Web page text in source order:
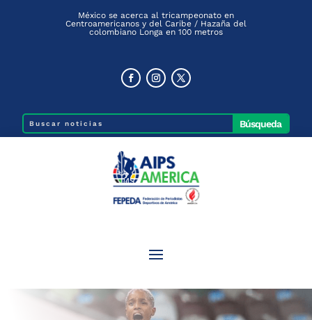
México se acerca al tricampeonato en
Centroamericanos y del Caribe / Hazaña del
colombiano Longa en 100 metros